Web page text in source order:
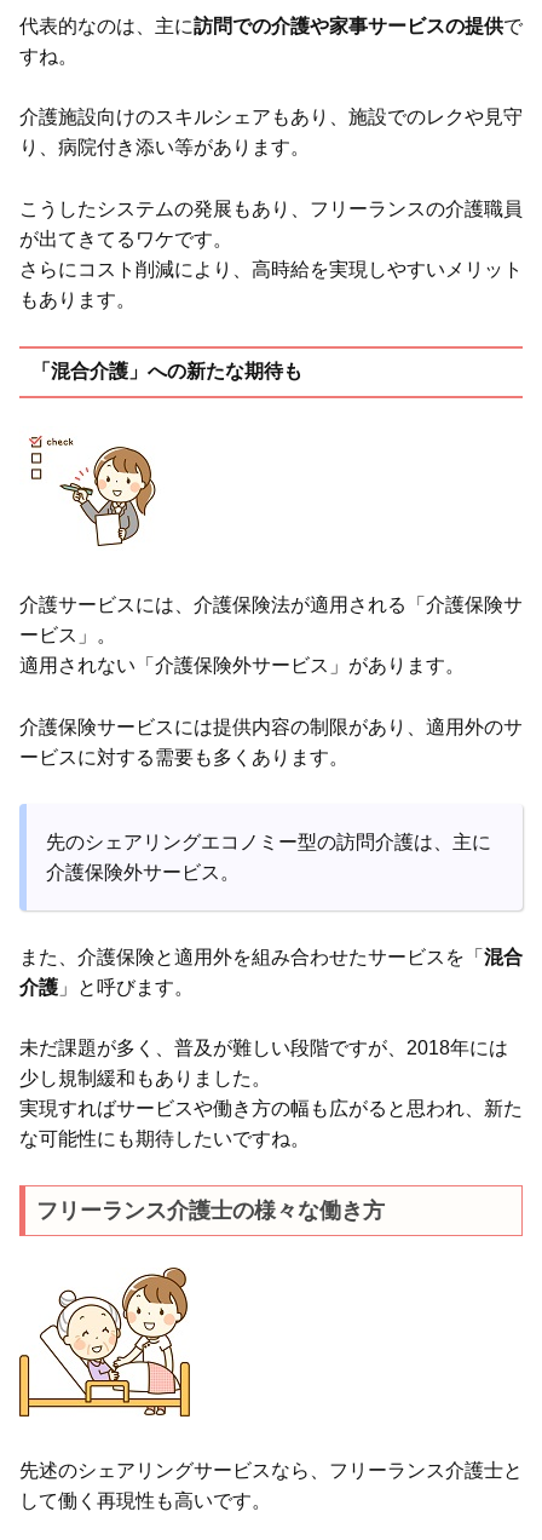
代表的なのは、主に訪問での介護や家事サービスの提供で
すね。
介護施設向けのスキルシェアもあり、施設でのレクや見守
り、病院付き添い等があります。
こうしたシステムの発展もあり、フリーランスの介護職員
が出てきてるワケです。
さらにコスト削減により、高時給を実現しやすいメリット
もあります。
「混合介護」への新たな期待も
介護サービスには、介護保険法が適用される「介護保険サ
ービス」。
適用されない「介護保険外サービス」があります。
介護保険サービスには提供内容の制限があり、適用外のサ
ービスに対する需要も多くあります。
先のシェアリングエコノミー型の訪問介護は、主に
介護保険外サービス。
また、介護保険と適用外を組み合わせたサービスを「 混合
介護 」と呼びます。
未だ課題が多く、普及が難しい段階ですが、2018年には
少し規制緩和もありました。
実現すればサービスや働き方の幅も広がると思われ、新た
な可能性にも期待したいですね。
フリーランス介護士の様々な働き方
先述のシェアリングサービスなら、フリーランス介護士と
して働く再現性も高いです。